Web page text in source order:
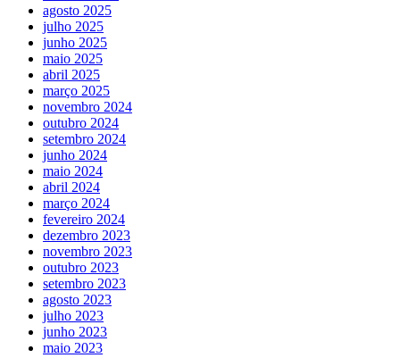
agosto 2025
julho 2025
junho 2025
maio 2025
abril 2025
março 2025
novembro 2024
outubro 2024
setembro 2024
junho 2024
maio 2024
abril 2024
março 2024
fevereiro 2024
dezembro 2023
novembro 2023
outubro 2023
setembro 2023
agosto 2023
julho 2023
junho 2023
maio 2023